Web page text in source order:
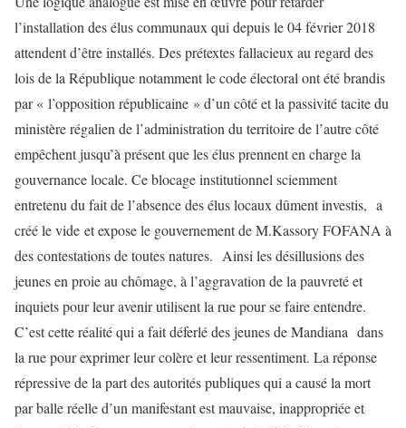
l’installation des élus communaux qui depuis le 04 février 2018
attendent d’être installés. Des prétextes fallacieux au regard des
lois de la République notamment le code électoral ont été brandis
par « l’opposition républicaine » d’un côté et la passivité tacite du
ministère régalien de l’administration du territoire de l’autre côté
empêchent jusqu’à présent que les élus prennent en charge la
gouvernance locale. Ce blocage institutionnel sciemment
entretenu du fait de l’absence des élus locaux dûment investis, a
créé le vide et expose le gouvernement de M.Kassory FOFANA à
des contestations de toutes natures. Ainsi les désillusions des
jeunes en proie au chômage, à l’aggravation de la pauvreté et
inquiets pour leur avenir utilisent la rue pour se faire entendre.
C’est cette réalité qui a fait déferlé des jeunes de Mandiana dans
la rue pour exprimer leur colère et leur ressentiment. La réponse
répressive de la part des autorités publiques qui a causé la mort
par balle réelle d’un manifestant est mauvaise, inappropriée et